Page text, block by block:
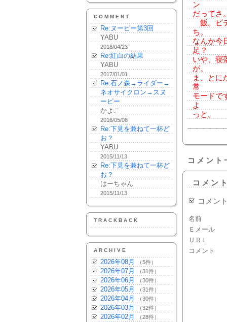
COMMENT
Re:ヌーピー第3回
YABU
2018/04/23
Re:紅白の結果
YABU
2017/01/01
Re:石ノ森→ライダー→
ネオサイクロン→スヌ
ーピー
かよこ
2016/05/08
Re:下見を兼ねて一杯ど
お？
YABU
2015/11/13
Re:下見を兼ねて一杯ど
お？
はーちゃん
2015/11/13
TRACKBACK
ARCHIVE
2026年08月 （5件）
2026年07月 （31件）
2026年06月 （30件）
2026年05月 （31件）
2026年04月 （30件）
2026年03月 （32件）
2026年02月 （28件）
ン
だってさ
飯。ビ
ち。
なんか今
足？
いや、寝
が。
ま、とに
常
モードで
よ
っと。
コメント
コメン
コメン
名前
Ｅメール
ＵＲＬ
コメント